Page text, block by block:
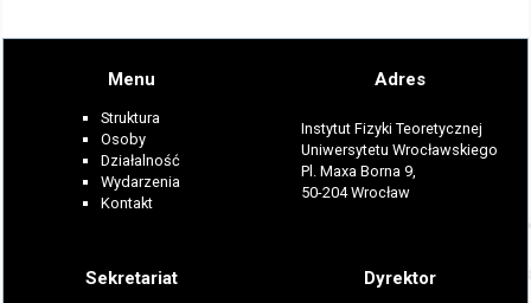
Menu
Struktura
Osoby
Działalność
Wydarzenia
Kontakt
Adres
Instytut Fizyki Teoretycznej
Uniwersytetu Wrocławskiego
Pl. Maxa Borna 9,
50-204 Wrocław
Sekretariat Dyrektor